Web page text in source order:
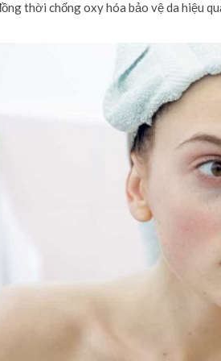
thời chống oxy hóa bảo vệ da hiệu